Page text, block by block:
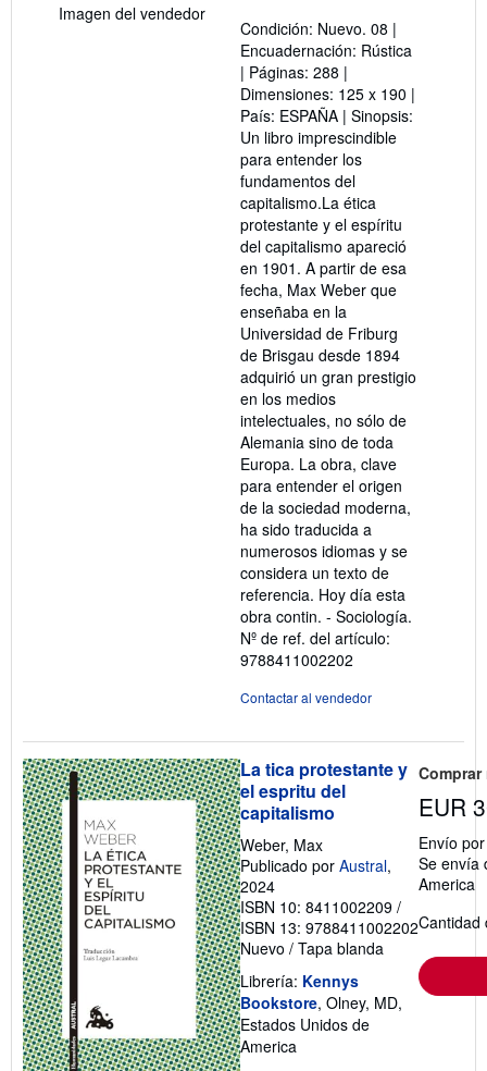
Imagen del vendedor
estrellas
Condición: Nuevo. 08 |
Encuadernación: Rústica
| Páginas: 288 |
Dimensiones: 125 x 190 |
País: ESPAÑA | Sinopsis:
Un libro imprescindible
para entender los
fundamentos del
capitalismo.La ética
protestante y el espíritu
del capitalismo apareció
en 1901. A partir de esa
fecha, Max Weber que
enseñaba en la
Universidad de Friburg
de Brisgau desde 1894
adquirió un gran prestigio
en los medios
intelectuales, no sólo de
Alemania sino de toda
Europa. La obra, clave
para entender el origen
de la sociedad moderna,
ha sido traducida a
numerosos idiomas y se
considera un texto de
referencia. Hoy día esta
obra contin. - Sociología.
Nº de ref. del artículo:
9788411002202
Contactar al vendedor
La tica protestante y
el espritu del
capitalismo
Weber, Max
Publicado por Austral,
2024
ISBN 10: 8411002209 /
ISBN 13: 9788411002202
Nuevo / Tapa blanda
Librería: Kennys
Bookstore, Olney, MD,
Estados Unidos de
America
EUR
Envío
Se envía
America
Cantidad